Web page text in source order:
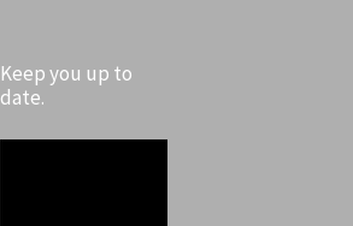
Keep you up to
date.